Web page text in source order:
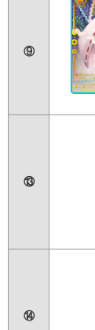
⑨
⑬
⑭